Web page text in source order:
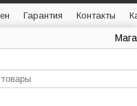
Гарантия Контакты